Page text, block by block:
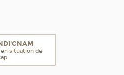
situation de